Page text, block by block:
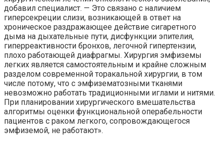
добавил специалист. — Это связано с наличием
гиперсекреции слизи, возникающей в ответ на
хроническое раздражающее действие сигаретного
дыма на дыхательные пути, дисфункции эпителия,
гиперреактивности бронхов, легочной гипертензии,
плохо работающей диафрагмы. Хирургия эмфиземы
легких является самостоятельным и крайне сложным
разделом современной торакальной хирургии, в том
числе потому, что с эмфизематозными тканями
невозможно работать традиционными иглами и нитями.
При планировании хирургического вмешательства
алгоритмы оценки функциональной операбельности
пациентов с раком легкого, сопровождающегося
эмфиземой, не работают».